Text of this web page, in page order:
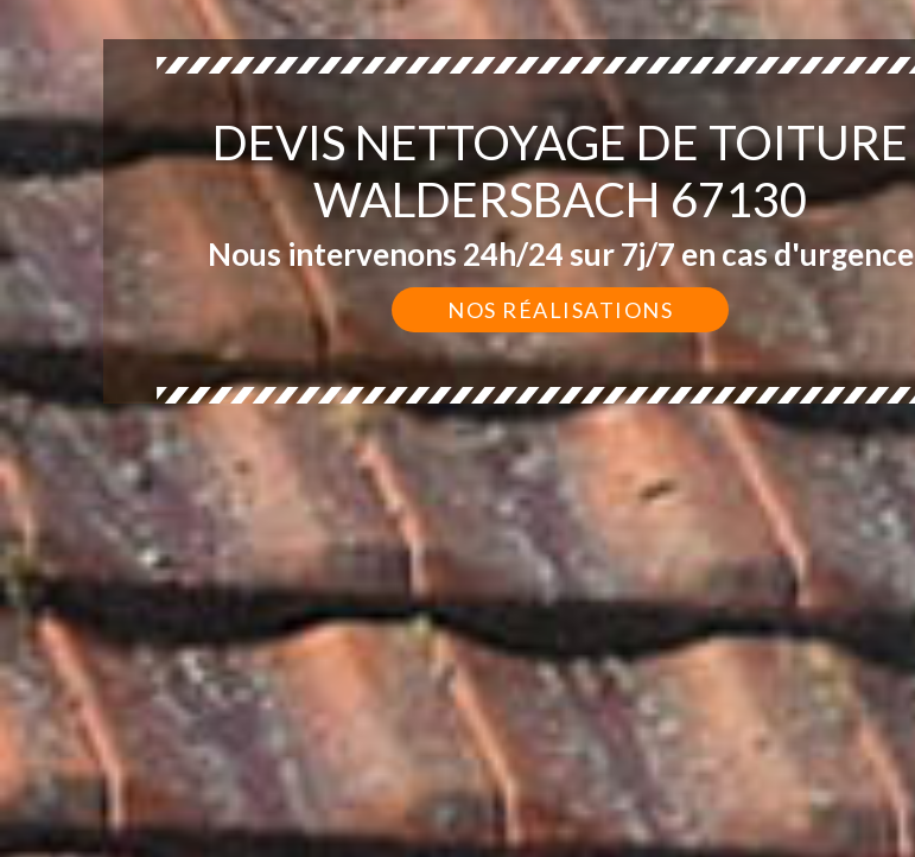
DEVIS NETTOYAGE DE TOITURE
WALDERSBACH 67130
Nous intervenons 24h/24 sur 7j/7 en cas d'urgence
NOS RÉALISATIONS